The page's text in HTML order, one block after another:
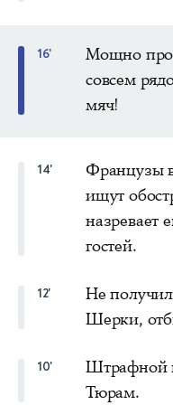
16'
Мощно
совсем
мяч!
14'
Французы
ищут
назревает
гостей.
12'
Не
Шерки,
10'
Штрафной
Тюрам.